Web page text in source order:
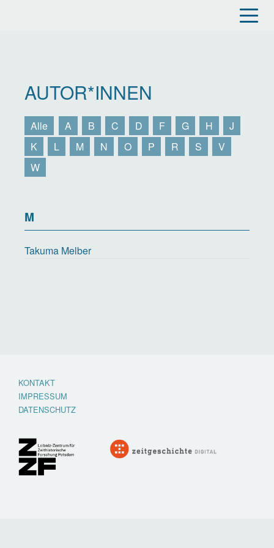
AUTOR*INNEN
Alle A B C D F G H
J
K
L M N O P R S
V
W
M
Takuma Melber
Footer
menu
KONTAKT
IMPRESSUM
DATENSCHUTZ